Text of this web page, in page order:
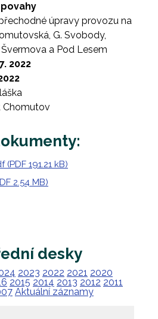
úpravy provozu na
G. Svobody,
a Pod Lesem
2022
Chomutov
191.21 kB)
2.54 MB)
desky
2023 2022 2021 2020
2015 2014 2013 2012 2011
Aktuální záznamy